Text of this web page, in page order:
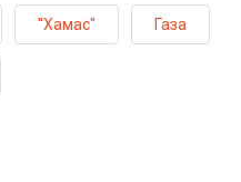
"Хамас" Газа